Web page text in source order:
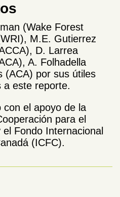
(Wake Forest
M.E. Gutierrez
D. Larrea
A. Folhadella
(ACA) por sus útiles
a este reporte.
con el apoyo de la
para el
Fondo Internacional
(ICFC).